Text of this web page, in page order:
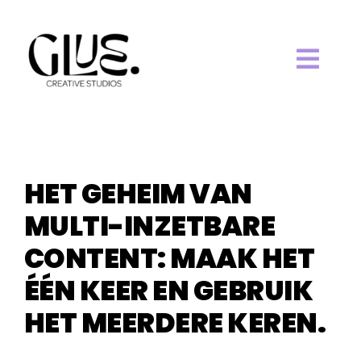
inhoud
WORK.
SERVICES.
BLOG.
HET GEHEIM VAN
MULTI-INZETBARE
CONTENT: MAAK HET
ÉÉN KEER EN GEBRUIK
HET MEERDERE KEREN.